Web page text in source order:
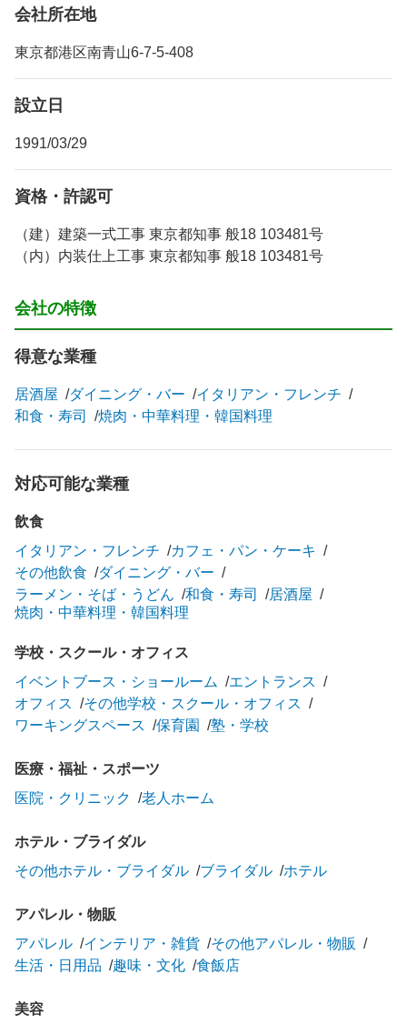
会社所在地
東京都港区南青山6-7-5-408
設立日
1991/03/29
資格・許認可
（建）建築一式工事 東京都知事 般18 103481号
（内）内装仕上工事 東京都知事 般18 103481号
会社の特徴
得意な業種
居酒屋 ダイニング・バー
イタリアン・フレンチ
和食・寿司
焼肉・中華料理・韓国料理
対応可能な業種
飲食
イタリアン・フレンチ
カフェ・パン・ケーキ
その他飲食
ダイニング・バー
ラーメン・そば・うどん
和食・寿司
居酒屋
焼肉・中華料理・韓国料理
学校・スクール・オフィス
イベントブース・ショールーム
エントランス
オフィス
その他学校・スクール・オフィス
ワーキングスペース
保育園 塾・学校
医療・福祉・スポーツ
医院・クリニック
老人ホーム
ホテル・ブライダル
その他ホテル・ブライダル
ブライダル ホテル
アパレル・物販
アパレル
インテリア・雑貨
その他アパレル・物販
生活・日用品
趣味・文化 食飯店
美容